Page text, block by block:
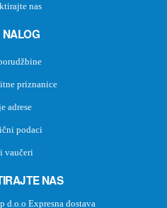
nas
priznanice
adrese
podaci
vaučeri
NAS
d.o.o Expresna dostava